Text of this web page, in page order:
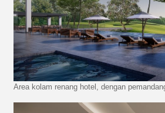
Area kolam renang hotel, dengan